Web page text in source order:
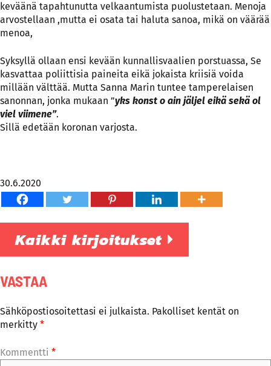
keväänä tapahtunutta velkaantumista puolustetaan. Menoja
arvostellaan ,mutta ei osata tai haluta sanoa, mikä on väärää
menoa,
Syksyllä ollaan ensi kevään kunnallisvaalien porstuassa, Se
kasvattaa poliittisia paineita eikä jokaista kriisiä voida
millään välttää. Mutta Sanna Marin tuntee tamperelaisen
sanonnan, jonka mukaan ”yks konst o ain jäljel eikä sekä ol
viel viimene”.
Sillä edetään koronan varjosta.
30.6.2020
Kaikki kirjoitukset
VASTAA
Sähköpostiosoitettasi ei julkaista. Pakolliset kentät on
merkitty *
Kommentti *